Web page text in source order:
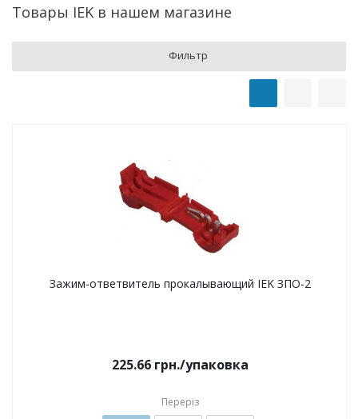
Товары IEK в нашем магазине
Фильтр
Зажим-ответвитель прокалывающий IEK ЗПО-2
225.66грн./упаковка
Переріз